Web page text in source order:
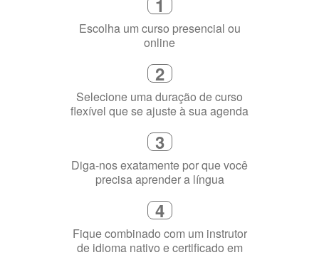
Escolha um curso presencial ou
online
Selecione uma duração de curso
flexível que se ajuste à sua agenda
Diga-nos exatamente por que você
precisa aprender a língua
Fique combinado com um instrutor
de idioma nativo e certificado em
sua cidade (ou online)